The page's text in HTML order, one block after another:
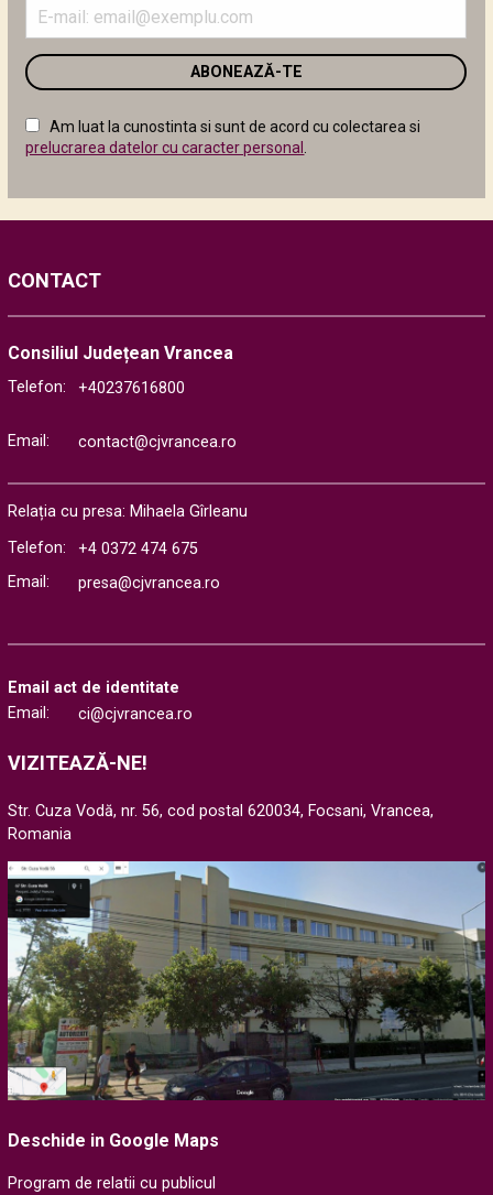
adresa
email
în
următor
Am luat la cunostinta si sunt de acord cu colectarea si
prelucrarea datelor cu caracter personal .
CONTACT
Consiliul Județean Vrancea
Telefon: +40237616800
Email: contact@cjvrancea.ro
Relația cu presa: Mihaela Gîrleanu
Telefon:
+4 0372 474 675
Email:
presa@cjvrancea.ro
Email act de identitate
Email:
ci@cjvrancea.ro
VIZITEAZĂ-NE!
Str. Cuza Vodă, nr. 56, cod postal 620034, Focsani, Vrancea,
Romania
Deschide in Google Maps
Program de relatii cu publicul